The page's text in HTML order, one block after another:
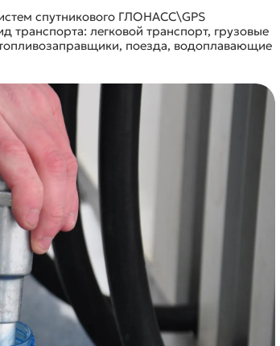
спутникового ГЛОНАСС\GPS
легковой транспорт, грузовые
поезда, водоплавающие